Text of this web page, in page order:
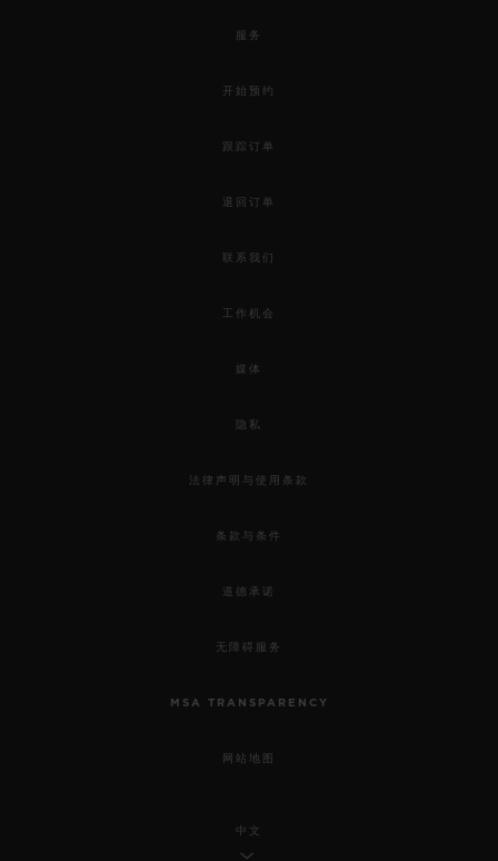
服务
开始预约
跟踪订单
退回订单
联系我们
工作机会
媒体
隐私
法律声明与使用条款
条款与条件
道德承诺
无障碍服务
MSA TRANSPARENCY
网站地图
中文